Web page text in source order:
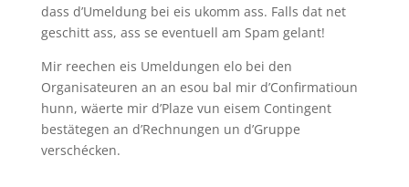
dass d’Umeldung bei eis ukomm ass. Falls dat net
geschitt ass, ass se eventuell am Spam gelant!
Mir reechen eis Umeldungen elo bei den
Organisateuren an an esou bal mir d’Confirmatioun
hunn, wäerte mir d’Plaze vun eisem Contingent
bestätegen an d’Rechnungen un d’Gruppe
verschécken.